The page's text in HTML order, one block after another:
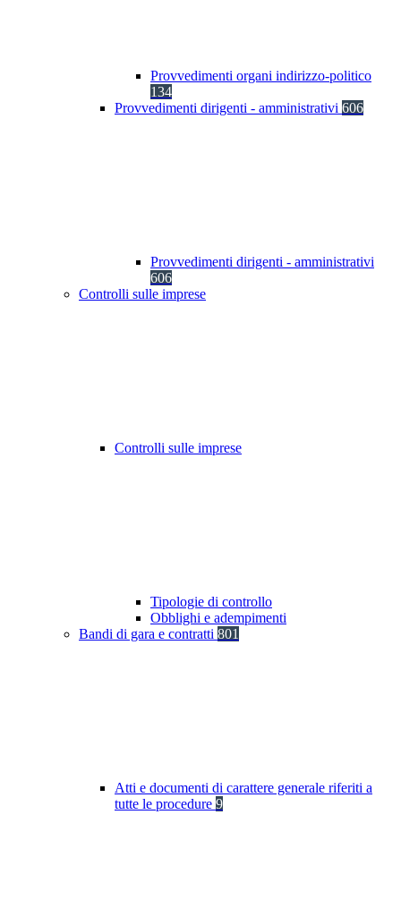
Provvedimenti organi indirizzo-politico
134
Provvedimenti dirigenti - amministrativi 606
Provvedimenti dirigenti - amministrativi
606
Controlli sulle imprese
Controlli sulle imprese
Tipologie di controllo
Obblighi e adempimenti
Bandi di gara e contratti 801
Atti e documenti di carattere generale riferiti a
tutte le procedure 9